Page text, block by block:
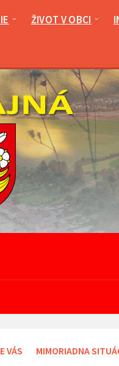
ŽIVOT V OBCI
VÁS
MIMORIADNA